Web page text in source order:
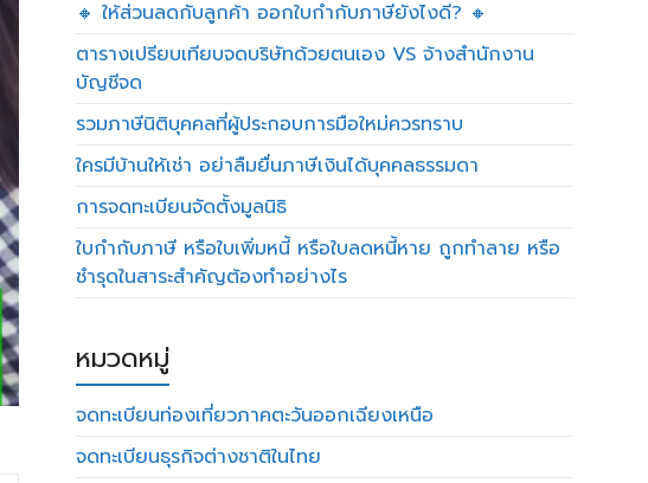
🔸 ให้ส่วนลดกับลูกค้า ออกใบกำกับภาษียังไงดี? 🔸
ตารางเปรียบเทียบจดบริษัทด้วยตนเอง VS จ้างสำนักงาน
บัญชีจด
รวมภาษีนิติบุคคลที่ผู้ประกอบการมือใหม่ควรทราบ
ใครมีบ้านให้เช่า อย่าลืมยื่นภาษีเงินได้บุคคลธรรมดา
การจดทะเบียนจัดตั้งมูลนิธิ
ใบกำกับภาษี หรือใบเพิ่มหนี้ หรือใบลดหนี้หาย ถูกทำลาย หรือ
ชำรุดในสาระสำคัญต้องทำอย่างไร
หมวดหมู่
จดทะเบียนท่องเที่ยวภาคตะวันออกเฉียงเหนือ
จดทะเบียนธุรกิจต่างชาติในไทย